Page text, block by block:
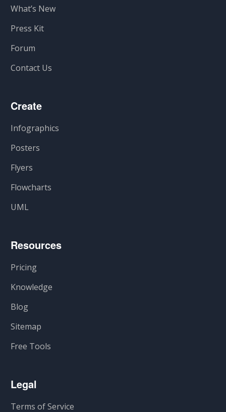
What’s New
Press Kit
Forum
Contact Us
Create
Infographics
Posters
Flyers
Flowcharts
UML
Resources
Pricing
Knowledge
Blog
Sitemap
Free Tools
Legal
Terms of Service